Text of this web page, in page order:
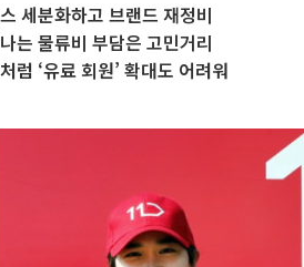
세분화하고 브랜드 재정비
는 물류비 부담은 고민거리
럼 ‘유료 회원’ 확대도 어려워